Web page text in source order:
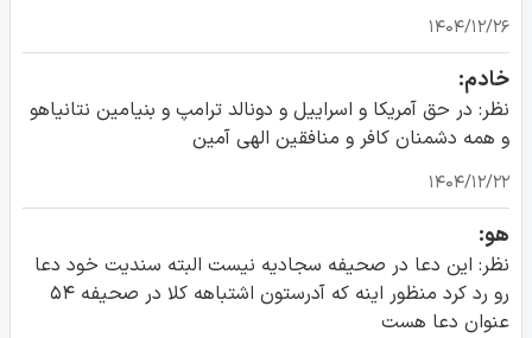
۱۴۰۴/۱۲/۲۶
خادم:
نظر: در حق آمریکا و اسراییل و دونالد ترامپ و بنیامین نتانیاهو
و همه دشمنان کافر و منافقین الهی آمین
۱۴۰۴/۱۲/۲۲
هو:
نظر: این دعا در صحیفه سجادیه نیست البته سندیت خود دعا
رو رد کرد منظور اینه که آدرستون اشتباهه کلا در صحیفه ۵۴
عنوان دعا هست